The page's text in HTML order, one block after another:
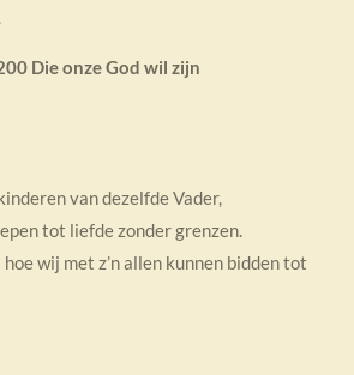
Die onze God wil zijn
van dezelfde Vader,
tot liefde zonder grenzen.
wij met z’n allen kunnen bidden tot